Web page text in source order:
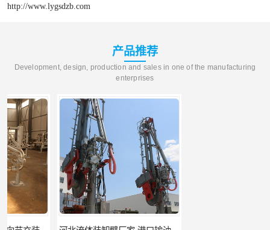
http://www.lygsdzb.com
产品推荐
Development, design, production and sales in one of the manufacturing
enterprises